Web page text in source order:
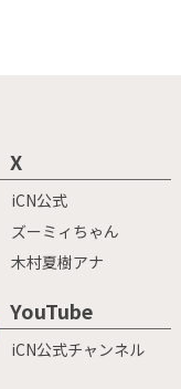
X
iCN公式
ズーミィちゃん
木村夏樹アナ
YouTube
iCN公式チャンネル